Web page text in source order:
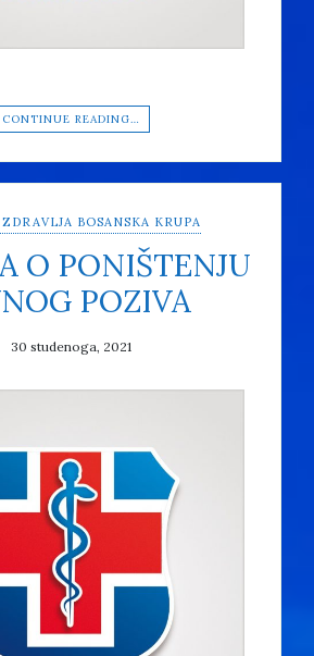
CONTINUE READING…
BOSANSKA KRUPA
O PONIŠTENJU
POZIVA
30 studenoga, 2021